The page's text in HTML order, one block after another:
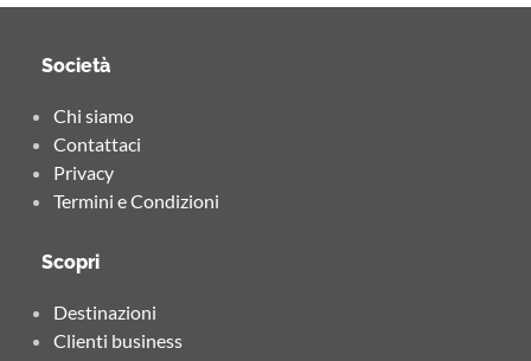
Società
Chi siamo
Contattaci
Privacy
Termini e Condizioni
Scopri
Destinazioni
Clienti business